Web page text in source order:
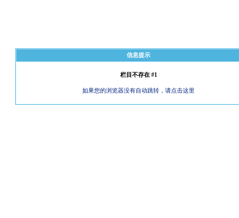
信息提示
栏目不存在 #1
如果您的浏览器没有自动跳转，请点击这里